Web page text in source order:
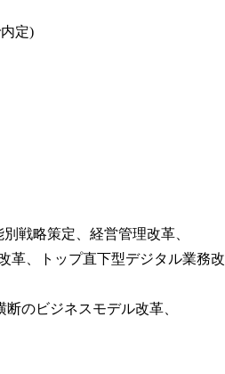
定)
戦略策定、経営管理改革、
革、トップ直下型デジタル業務改
のビジネスモデル改革、